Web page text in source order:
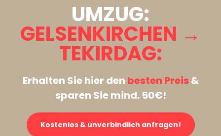
UMZUG:
GELSENKIRCHEN →
TEKIRDAG:
Erhalten Sie hier den besten Preis&
sparen Sie mind. 50€!
Kostenlos & unverbindlich anfragen!